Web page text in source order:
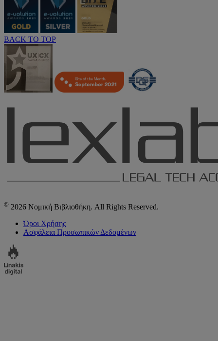
BACK TO TOP
© 2026 Νομική Βιβλιοθήκη. All Rights Reserved.
Όροι Χρήσης
Ασφάλεια Προσωπικών Δεδομένων